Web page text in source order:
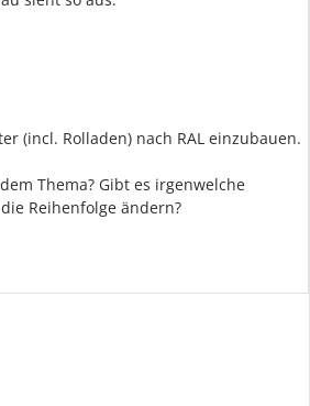
(incl. Rolladen) nach RAL einzubauen.
Thema? Gibt es irgenwelche
Reihenfolge ändern?